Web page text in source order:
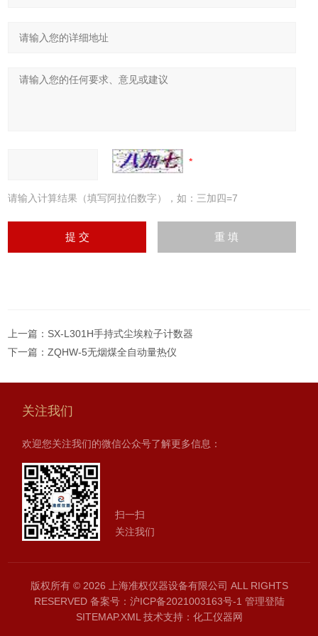
请输入计算结果（填写阿拉伯数字），如：三加四=7
上一篇： SX-L301H手持式尘埃粒子计数器
下一篇：ZQHW-5无烟煤全自动量热仪
关注我们
欢迎您关注我们的微信公众号了解更多信息：
扫一扫
关注我们
版权所有 © 2026 上海准权仪器设备有限公司 ALL RIGHTS
RESERVED 备案号：沪ICP备2021003163号-1 管理登陆
SITEMAP.XML技术支持： 化工仪器网